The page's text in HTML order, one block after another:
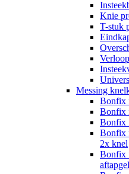
Knie
T-stuk
Messing
Bonfix
Bonfix
Bonfix
Bonfix
2x knel
Bonfix